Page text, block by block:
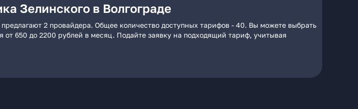
Зелинского в Волгограде
2 провайдера. Общее количество доступных тарифов - 40. Вы можете выбрать
650 до 2200 рублей в месяц. Подайте заявку на подходящий тариф, учитывая